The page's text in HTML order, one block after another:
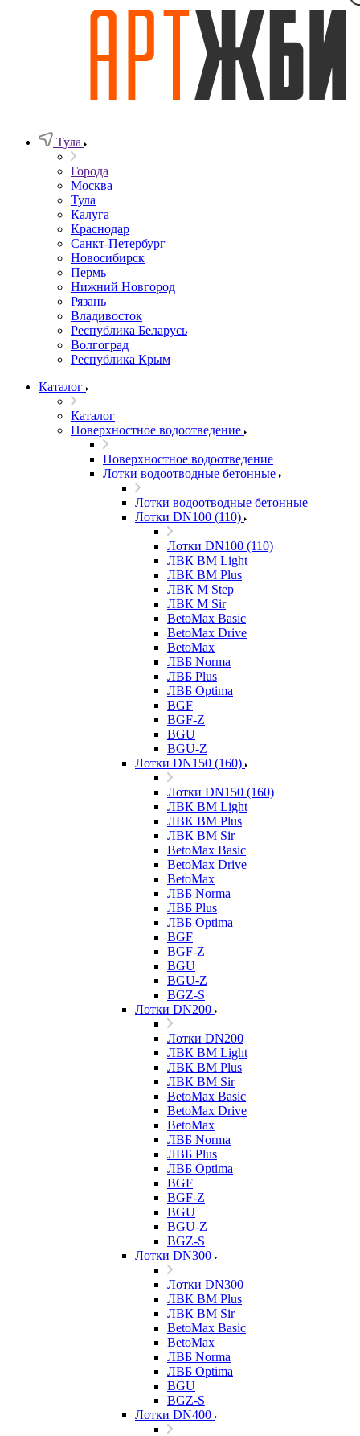
Тула
Города
Москва
Тула
Калуга
Краснодар
Санкт-Петербург
Новосибирск
Пермь
Нижний Новгород
Рязань
Владивосток
Республика Беларусь
Волгоград
Республика Крым
Каталог
Каталог
Поверхностное водоотведение
Поверхностное водоотведение
Лотки водоотводные бетонные
Лотки водоотводные бетонные
Лотки DN100 (110)
Лотки DN100 (110)
ЛВК ВМ Light
ЛВК ВМ Plus
ЛВК М Step
ЛВК М Sir
BetoMax Basic
BetoMax Drive
BetoMax
ЛВБ Norma
ЛВБ Plus
ЛВБ Optima
BGF
BGF-Z
BGU
BGU-Z
Лотки DN150 (160)
Лотки DN150 (160)
ЛВК ВМ Light
ЛВК ВМ Plus
ЛВК ВМ Sir
BetoMax Basic
BetoMax Drive
BetoMax
ЛВБ Norma
ЛВБ Plus
ЛВБ Optima
BGF
BGF-Z
BGU
BGU-Z
BGZ-S
Лотки DN200
Лотки DN200
ЛВК ВМ Light
ЛВК ВМ Plus
ЛВК ВМ Sir
BetoMax Basic
BetoMax Drive
BetoMax
ЛВБ Norma
ЛВБ Plus
ЛВБ Optima
BGF
BGF-Z
BGU
BGU-Z
BGZ-S
Лотки DN300
Лотки DN300
ЛВК ВМ Plus
ЛВК ВМ Sir
BetoMax Basic
BetoMax
ЛВБ Norma
ЛВБ Optima
BGU
BGZ-S
Лотки DN400